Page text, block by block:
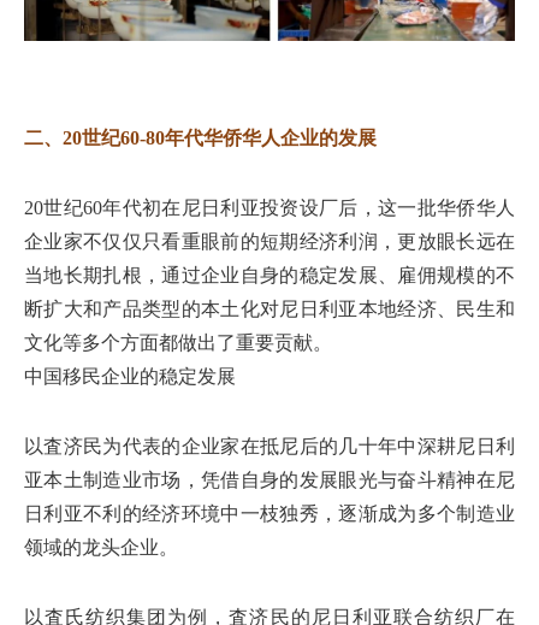
二、20世纪60-80年代华侨华人企业的发展
20世纪60年代初在尼日利亚投资设厂后，这一批华侨华人
企业家不仅仅只看重眼前的短期经济利润，更放眼长远在
当地长期扎根，通过企业自身的稳定发展、雇佣规模的不
断扩大和产品类型的本土化对尼日利亚本地经济、民生和
文化等多个方面都做出了重要贡献。
中国移民企业的稳定发展
以査济民为代表的企业家在抵尼后的几十年中深耕尼日利
亚本土制造业市场，凭借自身的发展眼光与奋斗精神在尼
日利亚不利的经济环境中一枝独秀，逐渐成为多个制造业
领域的龙头企业。
以査氏纺织集团为例，査济民的尼日利亚联合纺织厂在